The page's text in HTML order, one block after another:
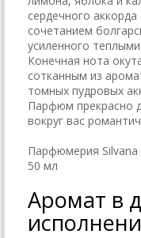
сердечного
сочетанием
усиленного
Конечная нота
сотканным из
томных пудровых
Парфюм прекрасно
вокруг вас
Парфюмерия Silvana
50 мл
Аромат в